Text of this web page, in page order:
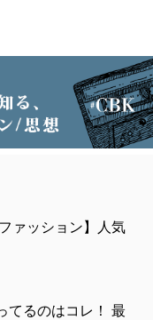
ァッション】人気
てるのはコレ！ 最